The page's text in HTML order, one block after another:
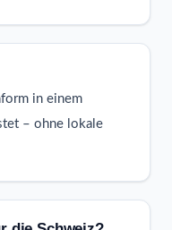
in einem
– ohne lokale